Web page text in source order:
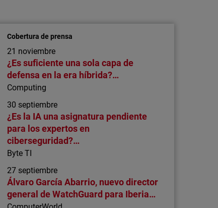
MSP a reducir el riesgo, escalar sus
operaciones y ofrecer servicios más
consistentes y rentables.
Cobertura de prensa
21 noviembre
¿Es suficiente una sola capa de
defensa en la era híbrida?…
Computing
30 septiembre
¿Es la IA una asignatura pendiente
para los expertos en
ciberseguridad?…
Byte TI
27 septiembre
Álvaro García Abarrio, nuevo director
general de WatchGuard para Iberia…